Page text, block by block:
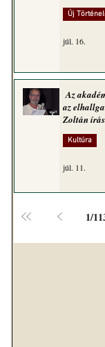
Új
júl. 16.
Az
az
Zoltán
Kultúra
júl. 11.
1/